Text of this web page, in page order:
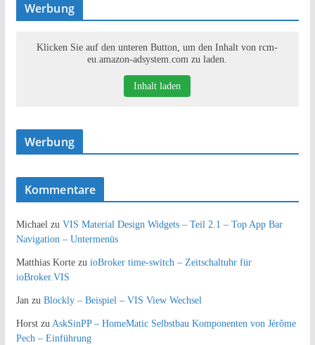
Werbung
Klicken Sie auf den unteren Button, um den Inhalt von rcm-
eu.amazon-adsystem.com zu laden.
Inhalt laden
Werbung
Kommentare
Michaelzu VIS Material Design Widgets – Teil 2.1 – Top App Bar
Navigation – Untermenüs
Matthias Kortezu ioBroker time-switch – Zeitschaltuhr für
ioBroker.VIS
Janzu Blockly – Beispiel – VIS View Wechsel
Horstzu AskSinPP – HomeMatic Selbstbau Komponenten von Jérôme
Pech – Einführung